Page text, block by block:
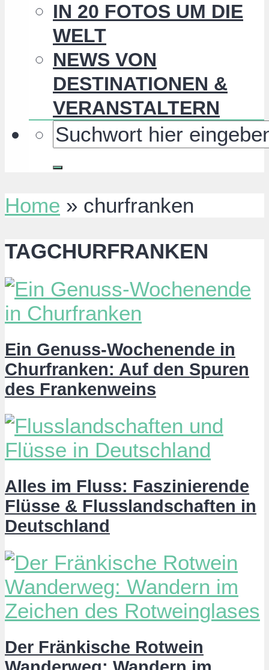
IN 20 FOTOS UM DIE
WELT
NEWS VON
DESTINATIONEN &
VERANSTALTERN
Home » churfranken
TAGCHURFRANKEN
Ein Genuss-Wochenende in
Churfranken: Auf den Spuren
des Frankenweins
Alles im Fluss: Faszinierende
Flüsse & Flusslandschaften in
Deutschland
Der Fränkische Rotwein